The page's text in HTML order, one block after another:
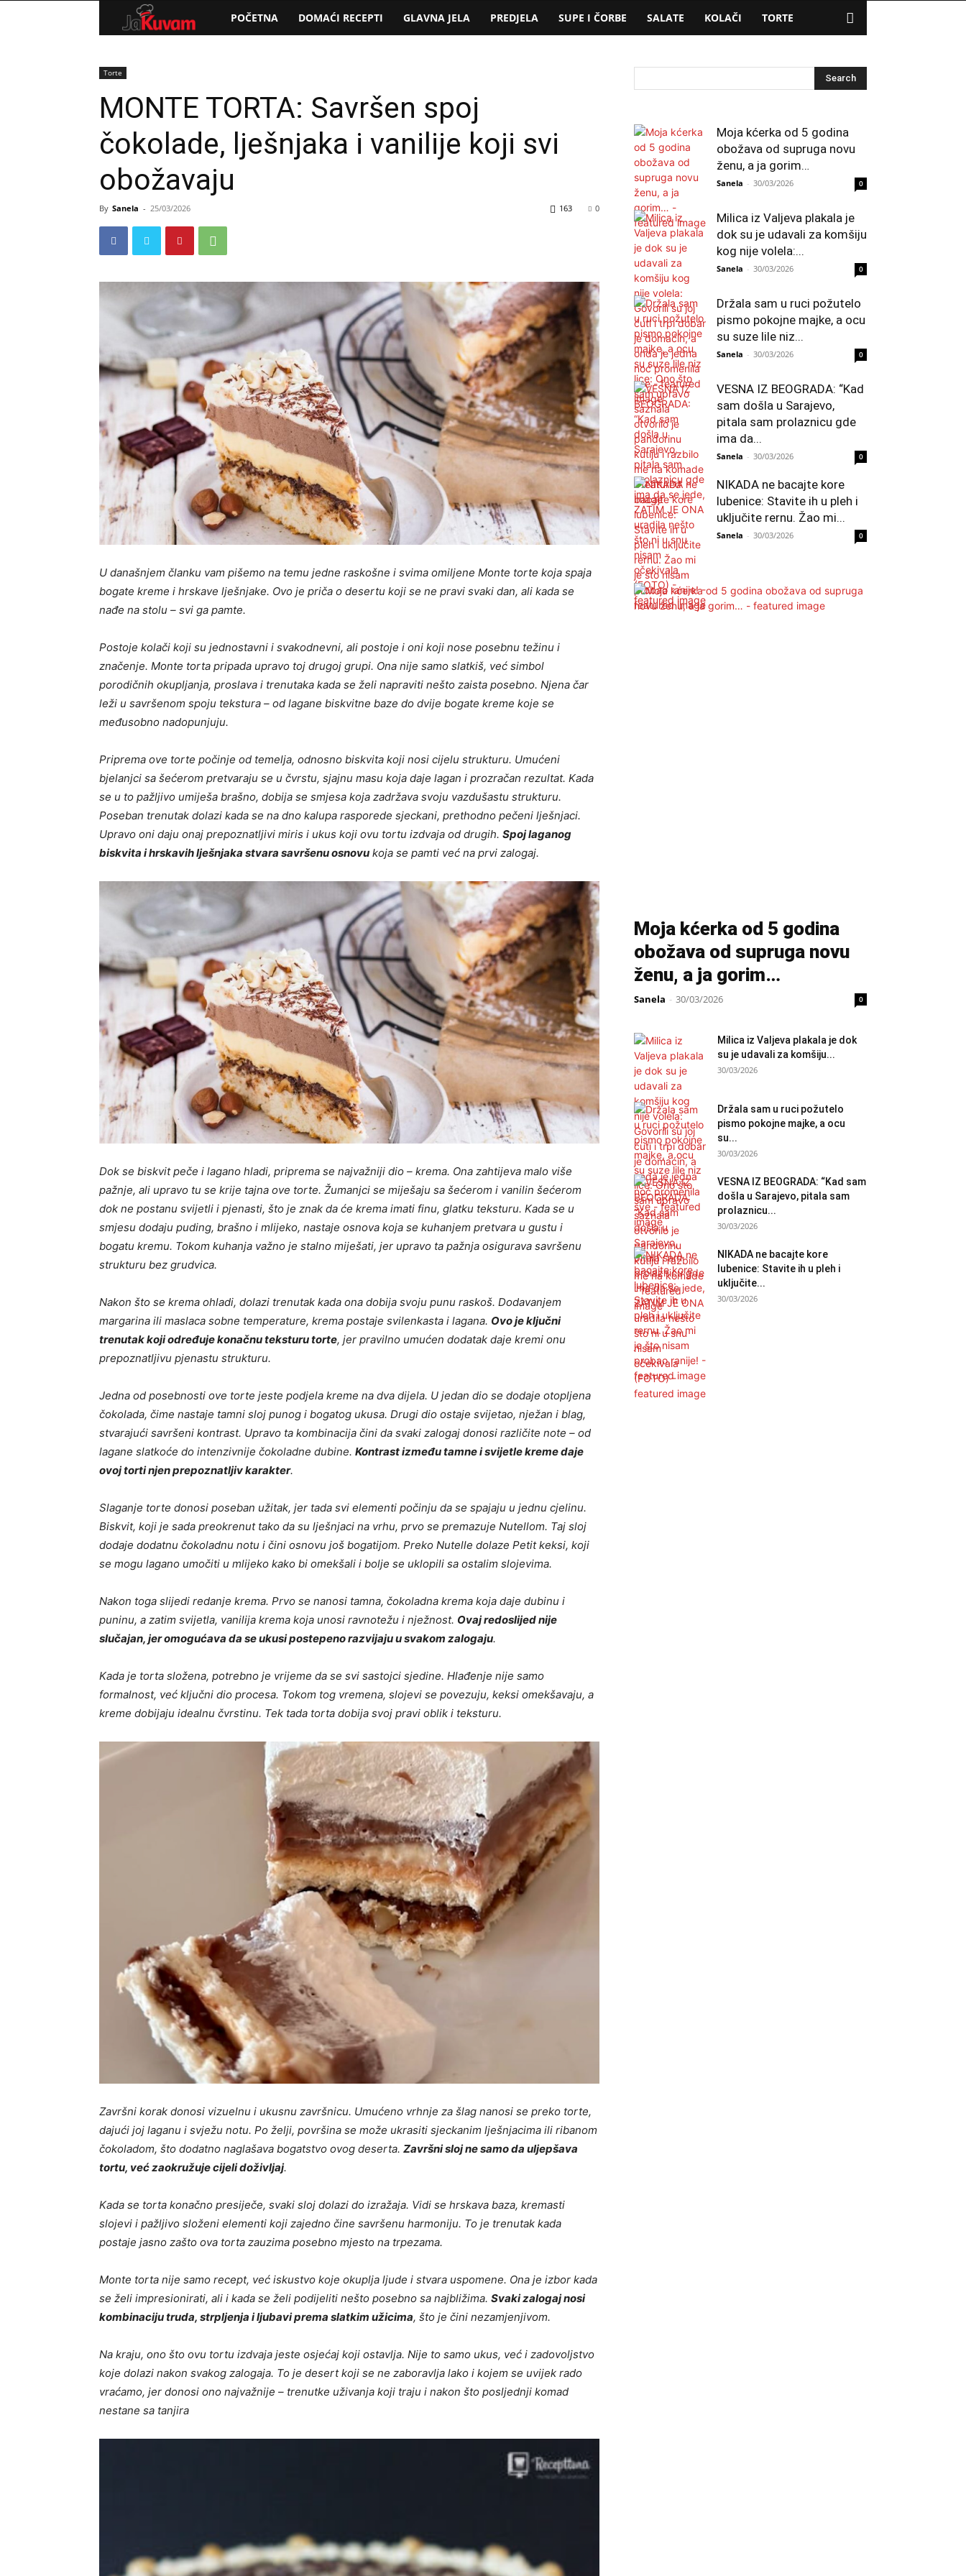
Portal
POČETNA DOMAĆI RECEPTI GLAVNA JELA PREDJELA SUPE I ČORBE SALATE KOLAČI TORTE
Torte
MONTE TORTA: Savršen spoj
čokolade, lješnjaka i vanilije koji svi
obožavaju
By Sanela - 25/03/2026 0
163
U današnjem članku vam pišemo na temu jedne raskošne i svima omiljene Monte torte koja spaja
bogate kreme i hrskave lješnjake. Ovo je priča o desertu koji se ne pravi svaki dan, ali kada se
nađe na stolu – svi ga pamte.
Postoje kolači koji su jednostavni i svakodnevni, ali postoje i oni koji nose posebnu težinu i
značenje. Monte torta pripada upravo toj drugoj grupi. Ona nije samo slatkiš, već simbol
porodičnih okupljanja, proslava i trenutaka kada se želi napraviti nešto zaista posebno. Njena čar
leži u savršenom spoju tekstura – od lagane biskvitne baze do dvije bogate kreme koje se
međusobno nadopunjuju.
Priprema ove torte počinje od temelja, odnosno biskvita koji nosi cijelu strukturu. Umućeni
bjelanjci sa šećerom pretvaraju se u čvrstu, sjajnu masu koja daje lagan i prozračan rezultat. Kada
se u to pažljivo umiješa brašno, dobija se smjesa koja zadržava svoju vazdušastu strukturu.
Poseban trenutak dolazi kada se na dno kalupa rasporede sjeckani, prethodno pečeni lješnjaci.
Upravo oni daju onaj prepoznatljivi miris i ukus koji ovu tortu izdvaja od drugih. Spoj laganog
biskvita i hrskavih lješnjaka stvara savršenu osnovu koja se pamti već na prvi zalogaj.
Dok se biskvit peče i lagano hladi, priprema se najvažniji dio – krema. Ona zahtijeva malo više
pažnje, ali upravo tu se krije tajna ove torte. Žumanjci se miješaju sa šećerom i vanilin šećerom
dok ne postanu svijetli i pjenasti, što je znak da će krema imati finu, glatku teksturu. Kada se u
smjesu dodaju puding, brašno i mlijeko, nastaje osnova koja se kuhanjem pretvara u gustu i
bogatu kremu. Tokom kuhanja važno je stalno miješati, jer upravo ta pažnja osigurava savršenu
strukturu bez grudvica.
Nakon što se krema ohladi, dolazi trenutak kada ona dobija svoju punu raskoš. Dodavanjem
margarina ili maslaca sobne temperature, krema postaje svilenkasta i lagana. Ovo je ključni
trenutak koji određuje konačnu teksturu torte, jer pravilno umućen dodatak daje kremi onu
prepoznatljivu pjenastu strukturu.
Jedna od posebnosti ove torte jeste podjela kreme na dva dijela. U jedan dio se dodaje otopljena
čokolada, čime nastaje tamni sloj punog i bogatog ukusa. Drugi dio ostaje svijetao, nježan i blag,
stvarajući savršeni kontrast. Upravo ta kombinacija čini da svaki zalogaj donosi različite note – od
lagane slatkoće do intenzivnije čokoladne dubine. Kontrast između tamne i svijetle kreme daje
ovoj torti njen prepoznatljiv karakter.
Slaganje torte donosi poseban užitak, jer tada svi elementi počinju da se spajaju u jednu cjelinu.
Biskvit, koji je sada preokrenut tako da su lješnjaci na vrhu, prvo se premazuje Nutellom. Taj sloj
dodaje dodatnu čokoladnu notu i čini osnovu još bogatijom. Preko Nutelle dolaze Petit keksi, koji
se mogu lagano umočiti u mlijeko kako bi omekšali i bolje se uklopili sa ostalim slojevima.
Nakon toga slijedi redanje krema. Prvo se nanosi tamna, čokoladna krema koja daje dubinu i
puninu, a zatim svijetla, vanilija krema koja unosi ravnotežu i nježnost. Ovaj redoslijed nije
slučajan, jer omogućava da se ukusi postepeno razvijaju u svakom zalogaju.
Kada je torta složena, potrebno je vrijeme da se svi sastojci sjedine. Hlađenje nije samo
formalnost, već ključni dio procesa. Tokom tog vremena, slojevi se povezuju, keksi omekšavaju, a
kreme dobijaju idealnu čvrstinu. Tek tada torta dobija svoj pravi oblik i teksturu.
Završni korak donosi vizuelnu i ukusnu završnicu. Umućeno vrhnje za šlag nanosi se preko torte,
dajući joj laganu i svježu notu. Po želji, površina se može ukrasiti sjeckanim lješnjacima ili ribanom
čokoladom, što dodatno naglašava bogatstvo ovog deserta. Završni sloj ne samo da uljepšava
tortu, već zaokružuje cijeli doživljaj.
Kada se torta konačno presiječe, svaki sloj dolazi do izražaja. Vidi se hrskava baza, kremasti
slojevi i pažljivo složeni elementi koji zajedno čine savršenu harmoniju. To je trenutak kada
postaje jasno zašto ova torta zauzima posebno mjesto na trpezama.
Monte torta nije samo recept, već iskustvo koje okuplja ljude i stvara uspomene. Ona je izbor kada
se želi impresionirati, ali i kada se želi podijeliti nešto posebno sa najbližima. Svaki zalogaj nosi
kombinaciju truda, strpljenja i ljubavi prema slatkim užicima, što je čini nezamjenjivom.
Na kraju, ono što ovu tortu izdvaja jeste osjećaj koji ostavlja. Nije to samo ukus, već i zadovoljstvo
koje dolazi nakon svakog zalogaja. To je desert koji se ne zaboravlja lako i kojem se uvijek rado
vraćamo, jer donosi ono najvažnije – trenutke uživanja koji traju i nakon što posljednji komad
nestane sa tanjira
Moja kćerka od 5 godina
obožava od supruga novu
ženu, a ja gorim…
Sanela - 30/03/2026 0
Milica iz Valjeva plakala je
dok su je udavali za komšiju
kog nije volela:...
Sanela - 30/03/2026 0
Držala sam u ruci požutelo
pismo pokojne majke, a ocu
su suze lile niz...
Sanela - 30/03/2026 0
VESNA IZ BEOGRADA: “Kad
sam došla u Sarajevo,
pitala sam prolaznicu gde
ima da...
Sanela - 30/03/2026 0
NIKADA ne bacajte kore
lubenice: Stavite ih u pleh i
uključite rernu. Žao mi...
Sanela - 30/03/2026 0
Moja kćerka od 5 godina
obožava od supruga novu
ženu, a ja gorim…
Sanela - 30/03/2026 0
Milica iz Valjeva plakala je dok
su je udavali za komšiju...
30/03/2026
Držala sam u ruci požutelo
pismo pokojne majke, a ocu
su...
30/03/2026
VESNA IZ BEOGRADA: “Kad sam
došla u Sarajevo, pitala sam
prolaznicu...
30/03/2026
NIKADA ne bacajte kore
lubenice: Stavite ih u pleh i
uključite...
30/03/2026